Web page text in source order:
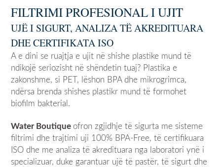
FILTRIMI PROFESIONAL I UJIT
UJË I SIGURT, ANALIZA TË AKREDITUARA
DHE CERTIFIKATA ISO
A e dini se ruajtja e ujit në shishe plastike mund të
ndikojë seriozisht në shëndetin tuaj? Plastika e
zakonshme, si PET, lëshon BPA dhe mikrogrimca,
ndërsa brenda shishes plastikr mund të formohet
biofilm bakterial.
Water Boutique ofron zgjidhje të sigurta me sisteme
filtrimi dhe trajtimi uji 100% BPA-Free, të certifikuara
ISO dhe me analiza të akredituara nga laboratori ynë i
specializuar, duke garantuar ujë të pastër, të sigurt dhe